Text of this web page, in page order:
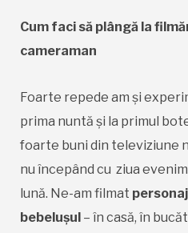
Cum faci să plângă la
cameraman
Foarte repede am și
prima nuntă și la primul
foarte buni din televiziune
nu începând cu ziua
lună. Ne-am filmat
bebelușul – în casă, în